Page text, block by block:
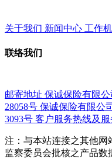
关于我们 新闻中心 工作
联络我们
邮寄地址 保诚保险有限公
28058号 保诚保险有限公
3093号 客户服务热线及服
注：与本站连接之其他网
监察委员会批核之产品数